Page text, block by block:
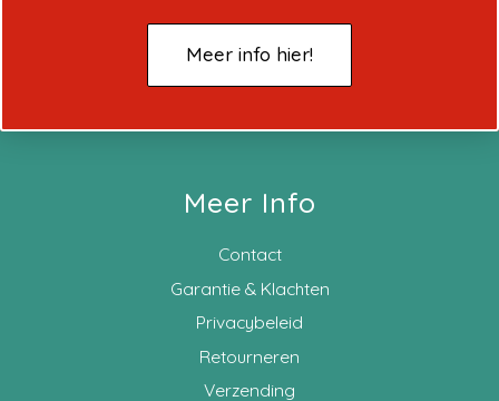
Meer info hier!
Meer Info
Contact
Garantie & Klachten
Privacybeleid
Retourneren
Verzending